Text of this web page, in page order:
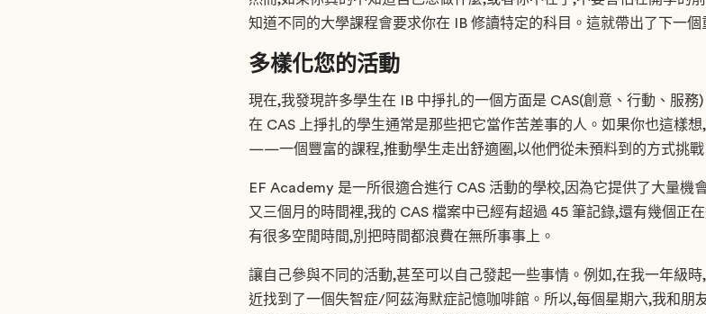
知道不同的大學課程會要求你在 IB 修讀特定的科目。這就帶出了下一個
多樣化您的活動
現在,我發現許多學生在 IB 中掙扎的一個方面是 CAS(創意、行動、服務
在 CAS 上掙扎的學生通常是那些把它當作苦差事的人。如果你也這樣
——一個豐富的課程,推動學生走出舒適圈,以他們從未預料到的方式挑戰
EF Academy 是一所很適合進行 CAS 活動的學校,因為它提供了大量機
又三個月的時間裡,我的 CAS 檔案中已經有超過 45 筆記錄,還有幾個正
有很多空閒時間,別把時間都浪費在無所事事上。
讓自己參與不同的活動,甚至可以自己發起一些事情。例如,在我一年級
近找到了一個失智症/阿茲海默症記憶咖啡館。所以,每個星期六,我和朋